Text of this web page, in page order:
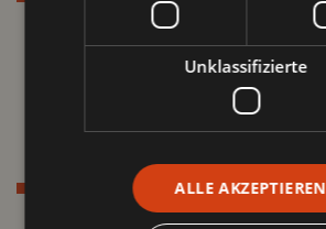
Pitztal Sommer Card
Anreise & Service
Routenplaner
Unklassifizierte
ALLE AKZEPTIEREN